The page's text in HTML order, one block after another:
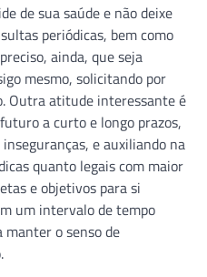
de sua saúde e não deixe
periódicas, bem como
ainda, que seja
mesmo, solicitando por
Outra atitude interessante é
a curto e longo prazos,
e auxiliando na
quanto legais com maior
e objetivos para si
um intervalo de tempo
o senso de